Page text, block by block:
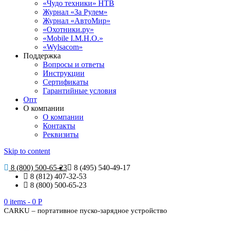
«Чудо техники» НТВ
Журнал «За Рулем»
Журнал «АвтоМир»
«Охотники.ру»
«Mobile I.M.H.O.»
«Wylsacom»
Поддержка
Вопросы и ответы
Инструкции
Сертификаты
Гарантийные условия
Опт
О компании
О компании
Контакты
Реквизиты
Skip to content
8 (800) 500-65-23
8 (495) 540-49-17
8 (812) 407-32-53
8 (800) 500-65-23
0 items - 0 Р
CARKU – портативное пуско-зарядное устройство